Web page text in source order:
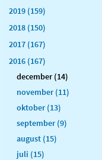
2019 (159)
2018 (150)
2017 (167)
2016 (167)
december (14)
november (11)
oktober (13)
september (9)
august (15)
juli (15)